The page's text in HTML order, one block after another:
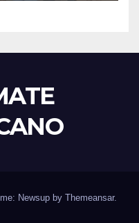
Newsup by Themeansar.